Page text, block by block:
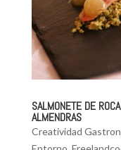
SALMONETE DE
ALMENDRAS
Creatividad